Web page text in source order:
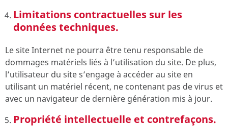
Limitations contractuelles sur les
données techniques.
Le site Internet ne pourra être tenu responsable de
dommages matériels liés à l’utilisation du site. De plus,
l’utilisateur du site s’engage à accéder au site en
utilisant un matériel récent, ne contenant pas de virus et
avec un navigateur de dernière génération mis à jour.
Propriété intellectuelle et contrefaçons.